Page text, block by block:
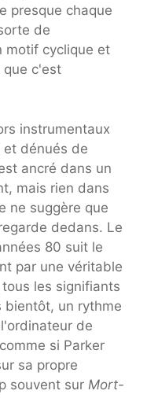
presque chaque
de
motif cyclique et
c'est
instrumentaux
et dénués de
ancré dans un
mais rien dans
ne suggère que
dedans. Le
80 suit le
par une véritable
les signifiants
bientôt, un rythme
de
si Parker
sa propre
souvent sur Mort-